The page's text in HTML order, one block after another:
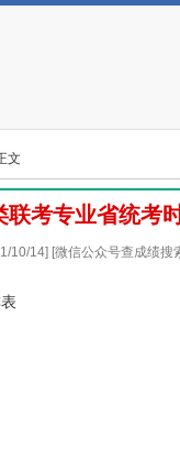
文
联考专业省统考
10/14] [微信公众号查成绩搜